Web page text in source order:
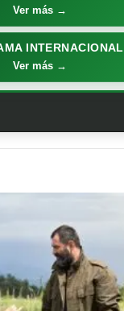
Ver más →
INTERNACIONAL
Ver más →